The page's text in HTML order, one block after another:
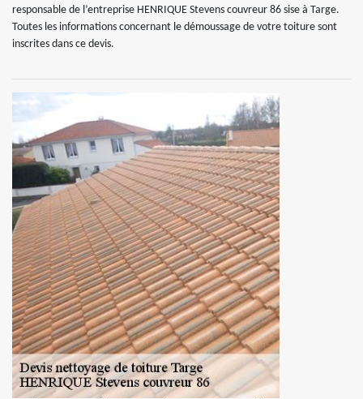
responsable de l’entreprise HENRIQUE Stevens couvreur 86 sise à Targe.
Toutes les informations concernant le démoussage de votre toiture sont
inscrites dans ce devis.